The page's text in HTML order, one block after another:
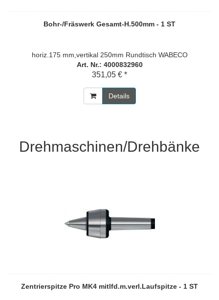
Bohr-/Fräswerk Gesamt-H.500mm - 1 ST
horiz.175 mm,vertikal 250mm Rundtisch WABECO
Art. Nr.: 4000832960
351,05 € *
Details
Drehmaschinen/Drehbänke
Zentrierspitze Pro MK4 mitlfd.m.verl.Laufspitze - 1 ST